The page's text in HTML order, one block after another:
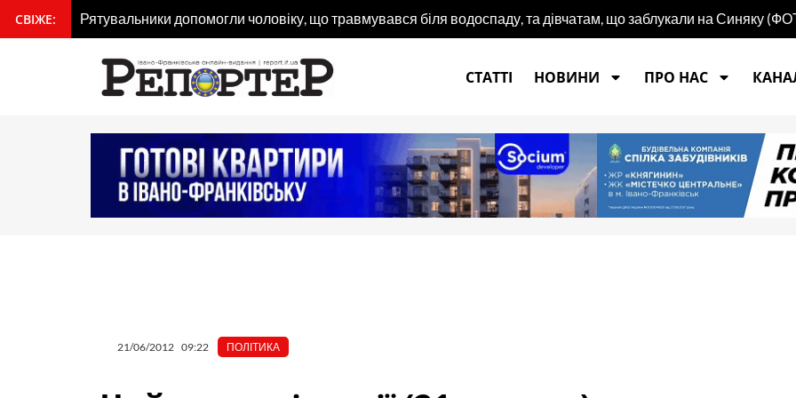
вмісту
СВІЖЕ: Рятувальники допомогли чоловіку, що травмувався біля водоспаду, та дівчатам, що заблукали на Синяку
СТАТТІ
НОВИНИ ПРО НАС
21/06/2012 09:22 ПОЛІТИКА